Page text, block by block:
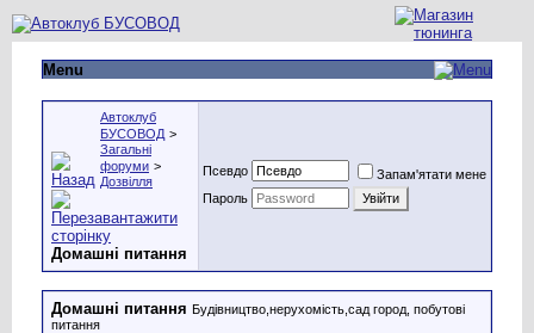
Menu
Автоклуб
БУСОВОД >
Загальні
форуми >
Дозвілля
Домашні питання
Псевдо
Запам'ятати мене
Пароль
Домашні питання Будівництво,нерухомість,сад город, побутові
питання